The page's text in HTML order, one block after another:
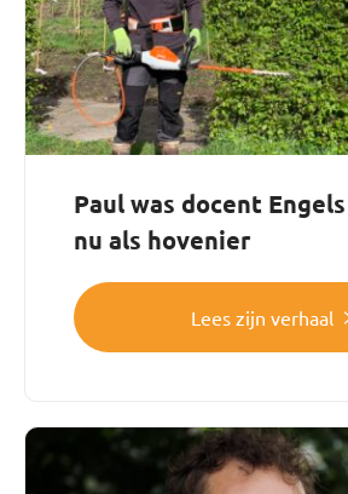
Paul was docent
nu als hovenier
Lees zijn verhaal